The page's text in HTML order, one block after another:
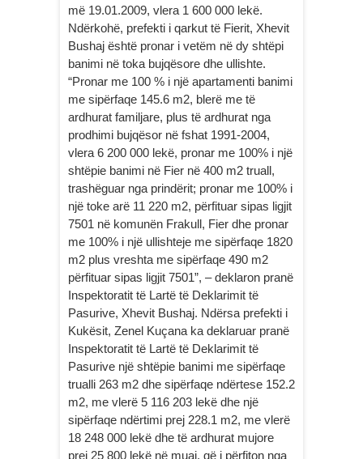
më 19.01.2009, vlera 1 600 000 lekë.
Ndërkohë, prefekti i qarkut të Fierit, Xhevit
Bushaj është pronar i vetëm në dy shtëpi
banimi në toka bujqësore dhe ullishte.
“Pronar me 100 % i një apartamenti banimi
me sipërfaqe 145.6 m2, blerë me të
ardhurat familjare, plus të ardhurat nga
prodhimi bujqësor në fshat 1991-2004,
vlera 6 200 000 lekë, pronar me 100% i një
shtëpie banimi në Fier në 400 m2 truall,
trashëguar nga prindërit; pronar me 100% i
një toke arë 11 220 m2, përfituar sipas ligjit
7501 në komunën Frakull, Fier dhe pronar
me 100% i një ullishteje me sipërfaqe 1820
m2 plus vreshta me sipërfaqe 490 m2
përfituar sipas ligjit 7501”, – deklaron pranë
Inspektoratit të Lartë të Deklarimit të
Pasurive, Xhevit Bushaj. Ndërsa prefekti i
Kukësit, Zenel Kuçana ka deklaruar pranë
Inspektoratit të Lartë të Deklarimit të
Pasurive një shtëpie banimi me sipërfaqe
trualli 263 m2 dhe sipërfaqe ndërtese 152.2
m2, me vlerë 5 116 203 lekë dhe një
sipërfaqe ndërtimi prej 228.1 m2, me vlerë
18 248 000 lekë dhe të ardhurat mujore
prej 25 800 lekë në muaj, që i përfiton nga